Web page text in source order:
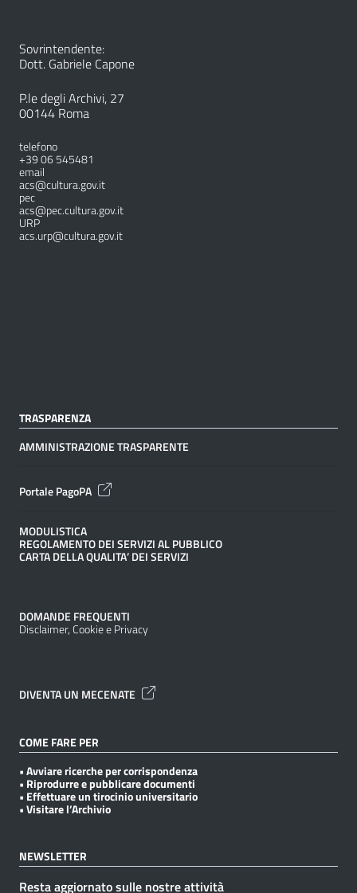
Sovrintendente:
Dott. Gabriele Capone
P.le degli Archivi, 27
00144 Roma
telefono
+39 06 545481
email
acs@cultura.gov.it
pec
acs@pec.cultura.gov.it
URP
acs.urp@cultura.gov.it
TRASPARENZA
AMMINISTRAZIONE TRASPARENTE
Portale PagoPA
MODULISTICA
REGOLAMENTO DEI SERVIZI AL PUBBLICO
CARTA DELLA QUALITA’ DEI SERVIZI
DOMANDE FREQUENTI
Disclaimer, Cookie e Privacy
DIVENTA UN MECENATE
COME FARE PER
• Avviare ricerche per corrispondenza
• Riprodurre e pubblicare documenti
• Effettuare un tirocinio universitario
• Visitare l’Archivio
NEWSLETTER
Resta aggiornato sulle nostre attività